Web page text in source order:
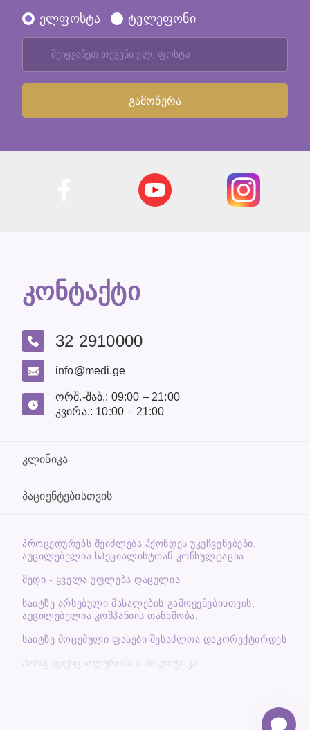
ელფოსტა ტელეფონი
კონტაქტი
32 2910000
info@medi.ge
ორშ.-შაბ.: 09:00 – 21:00
კვირა.: 10:00 – 21:00
კლინიკა
პაციენტებისთვის
ᲞᲠᲝᲪᲔᲓᲣᲠᲔᲑᲡ ᲨᲔᲘᲫᲚᲔᲑᲐ ᲰᲥᲝᲜᲓᲔᲡ ᲣᲙᲣᲩᲕᲔᲜᲔᲑᲔᲑᲘ,
ᲐᲣᲪᲘᲚᲔᲑᲔᲚᲘᲐ ᲡᲞᲔᲪᲘᲐᲚᲘᲡᲢᲗᲐᲜ ᲙᲝᲜᲡᲣᲚᲢᲐᲪᲘᲐ
მედი - ყველა უფლება დაცულია
საიტზე არსებული მასალების გამოყენებისთვის,
აუცილებელია კომპანიის თანხმობა.
საიტზე მოცემული ფასები შესაძლოა დაკორექტირდეს
Კონფიდენციალურობის პოლიტიკა